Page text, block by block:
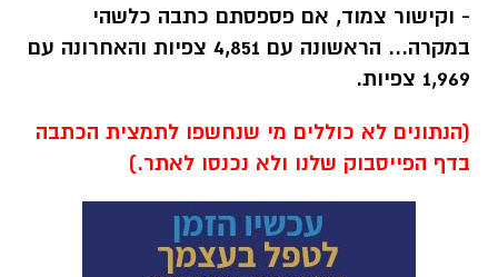
- וקישור צמוד, אם פספסתם כתבה כלשהי
במקרה...
הראשונה עם 4,851 צפיות והאחרונה עם
1,969 צפיות.
(הנתונים לא כוללים מי שנחשפו לתמצית הכתבה
בדף הפייסבוק שלנו ולא נכנסו לאתר.)